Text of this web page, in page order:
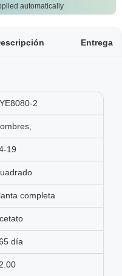
automatically
Entrega
2
19
completa
día